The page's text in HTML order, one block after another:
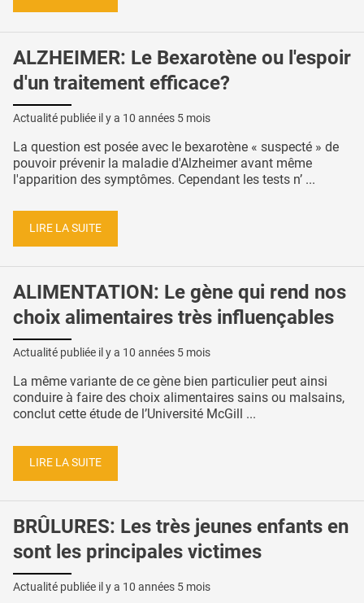
ALZHEIMER: Le Bexarotène ou l'espoir
d'un traitement efficace?
Actualité publiée il y a 10 années 5 mois
La question est posée avec le bexarotène « suspecté » de
pouvoir prévenir la maladie d'Alzheimer avant même
l'apparition des symptômes. Cependant les tests n’ ...
LIRE LA SUITE
ALIMENTATION: Le gène qui rend nos
choix alimentaires très influençables
Actualité publiée il y a 10 années 5 mois
La même variante de ce gène bien particulier peut ainsi
conduire à faire des choix alimentaires sains ou malsains,
conclut cette étude de l’Université McGill ...
LIRE LA SUITE
BRÛLURES: Les très jeunes enfants en
sont les principales victimes
Actualité publiée il y a 10 années 5 mois